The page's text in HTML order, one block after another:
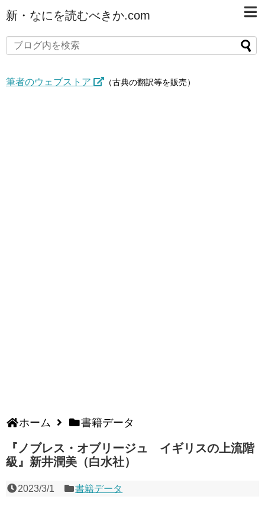
新・なにを読むべきか.com
筆者のウェブストア （古典の翻訳等を販売）
ホーム 書籍データ
『ノブレス・オブリージュ イギリスの上流階
級』新井潤美（白水社）
2023/3/1 書籍データ